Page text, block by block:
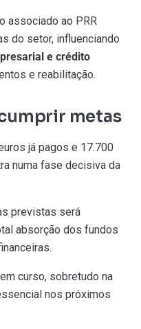
associado ao PRR
do setor, influenciando
e crédito
e reabilitação.
metas
já pagos e 17.700
numa fase decisiva da
previstas será
absorção dos fundos
curso, sobretudo na
nos próximos